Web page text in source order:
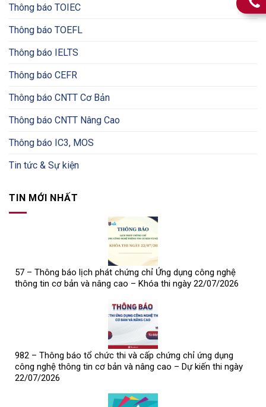
Thông báo TOIEC
Thông báo TOEFL
Thông báo IELTS
Thông báo CEFR
Thông báo CNTT Cơ Bản
Thông báo CNTT Nâng Cao
Thông báo IC3, MOS
Tin tức & Sự kiện
TIN MỚI NHẤT
57 – Thông báo lịch phát chứng chỉ Ứng dụng công nghệ
thông tin cơ bản và nâng cao – Khóa thi ngày 22/07/2026
982 – Thông báo tổ chức thi và cấp chứng chỉ ứng dụng
công nghệ thông tin cơ bản và nâng cao – Dự kiến thi ngày
22/07/2026